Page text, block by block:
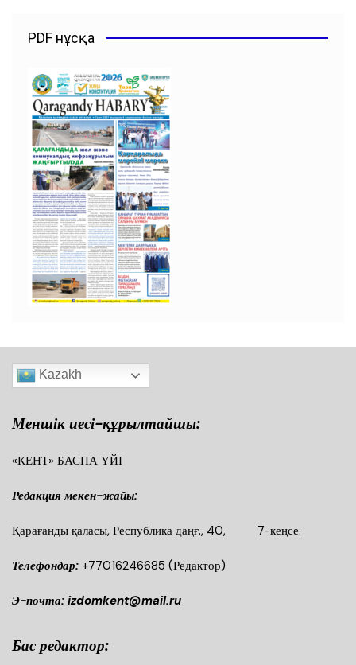
PDF нұсқа
Kazakh
Меншік иесі-құрылтайшы:
«КЕНТ» БАСПА ҮЙІ
Редакция мекен-жайы:
Қарағанды қаласы, Республика даңғ., 40, 7-кеңсе.
Телефондар: +77016246685 (Редактор)
Э-почта: izdomkent@mail.ru
Бас редактор: